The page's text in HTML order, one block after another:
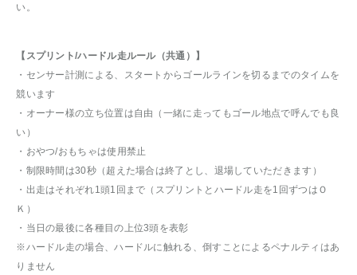
い。
【スプリント/ハードル走ルール（共通）】
・センサー計測による、スタートからゴールラインを切るまでのタイムを
競います
・オーナー様の立ち位置は自由（一緒に走ってもゴール地点で呼んでも良
い）
・おやつ/おもちゃは使用禁止
・制限時間は30秒（超えた場合は終了とし、退場していただきます）
・出走はそれぞれ1頭1回まで（スプリントとハードル走を1回ずつはＯ
Ｋ）
・当日の最後に各種目の上位3頭を表彰
※ハードル走の場合、ハードルに触れる、倒すことによるペナルティはあ
りません